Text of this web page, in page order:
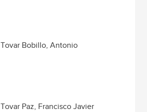
Tovar Bobillo, Antonio
Tovar Paz, Francisco Javier